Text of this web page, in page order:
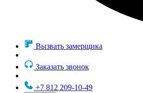
Вызвать замерщика
Заказать звонок
+7 812 209-10-49